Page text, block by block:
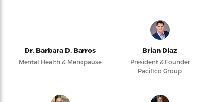
Dr. Barbara D. Barros
Mental Health & Menopause
Brian Díaz
President & Founder
Pacifico Group